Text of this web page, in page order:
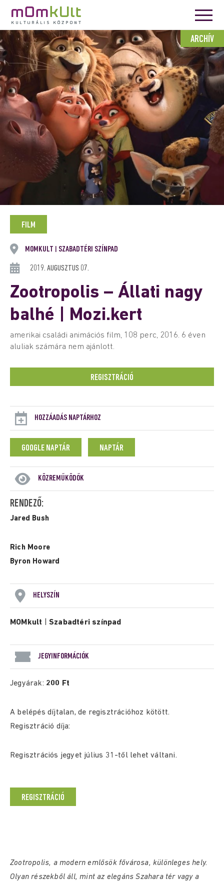
ARCHÍV
FILM
MOMKULT SZABADTÉRI SZÍNPAD
2019. AUGUSZTUS 07.
Zootropolis – Állati nagy
balhé | Mozi.kert
amerikai családi animációs film, 108 perc, 2016. 6 éven
aluliak számára nem ajánlott.
REGISZTRÁCIÓ
HOZZÁADÁS NAPTÁRHOZ
GOOGLE NAPTÁR NAPTÁR
KÖZREMŰKÖDŐK
RENDEZŐ:
Jared Bush
Rich Moore
Byron Howard
HELYSZÍN
MOMkult |Szabadtéri színpad
JEGYINFORMÁCIÓK
Jegyárak: 200 Ft
A belépés díjtalan, de regisztrációhoz kötött.
Regisztráció díja:
Regisztrációs jegyet július 31-től lehet váltani.
REGISZTRÁCIÓ
Zootropolis, a modern emlősök fővárosa, különleges hely.
Olyan részekből áll, mint az elegáns Szahara tér vagy a